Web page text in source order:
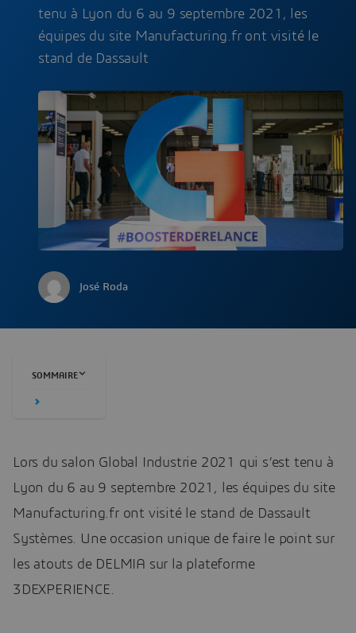
tenu à Lyon du 6 au 9 septembre 2021, les
équipes du site Manufacturing.fr ont visité le
stand de Dassault
José Roda
SOMMAIRE
Lors du salon Global Industrie 2021 qui s’est tenu à
Lyon du 6 au 9 septembre 2021, les équipes du site
Manufacturing.fr ont visité le stand de Dassault
Systèmes. Une occasion unique de faire le point sur
les atouts de DELMIA sur la plateforme
3DEXPERIENCE.